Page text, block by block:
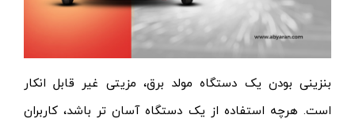
بنزینی بودن یک دستگاه مولد برق، مزیتی غیر قابل انکار
است. هرچه استفاده از یک دستگاه آسان تر باشد، کاربران